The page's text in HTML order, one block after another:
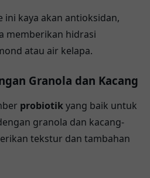
ini kaya akan antioksidan,
memberikan hidrasi
atau air kelapa.
Granola dan Kacang
probiotikyang baik untuk
granola dan kacang-
tekstur dan tambahan